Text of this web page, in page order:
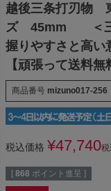
越後三条打刃物
ズ 45mm ＜三
握りやすさと高い
【頑張って送料無
商品番号 mizuno017-256
税込価格 ¥47,740税
[ 868 ポイント進呈 ]